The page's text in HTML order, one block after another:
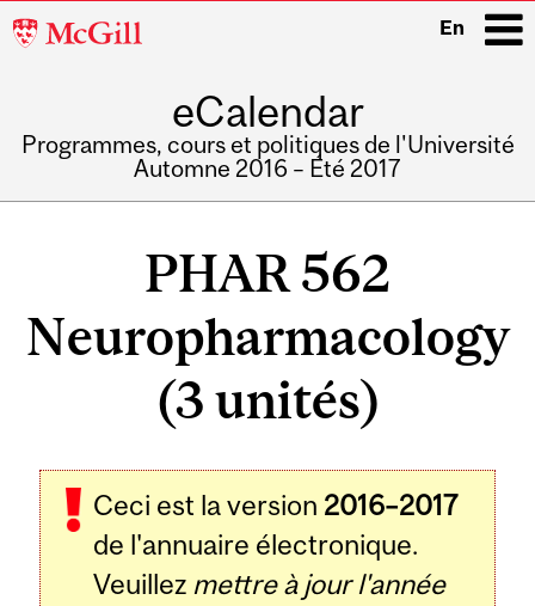
McGill
En
eCalendar
Programmes, cours et politiques de l'Université
Automne 2016 – Été 2017
PHAR 562
Neuropharmacology
(3 unités)
Ceci est la version 2016–2017
de l'annuaire électronique.
Veuillez mettre à jour l'année